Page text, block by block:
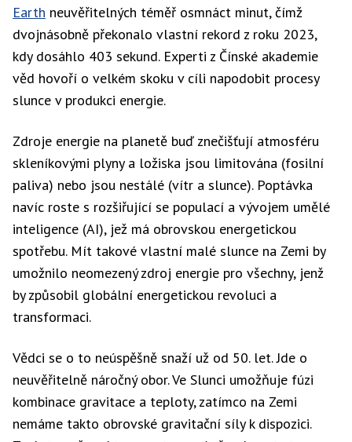
Earth neuvěřitelných téměř osmnáct minut, čímž
dvojnásobně překonalo vlastní rekord z roku 2023,
kdy dosáhlo 403 sekund. Experti z Čínské akademie
věd hovoří o velkém skoku v cíli napodobit procesy
slunce v produkci energie.
Zdroje energie na planetě buď znečišťují atmosféru
skleníkovými plyny a ložiska jsou limitována (fosilní
paliva) nebo jsou nestálé (vítr a slunce). Poptávka
navíc roste s rozšiřující se populací a vývojem umělé
inteligence (AI), jež má obrovskou energetickou
spotřebu. Mít takové vlastní malé slunce na Zemi by
umožnilo neomezený zdroj energie pro všechny, jenž
by způsobil globální energetickou revoluci a
transformaci.
Vědci se o to neúspěšně snaží už od 50. let. Jde o
neuvěřitelně náročný obor. Ve Slunci umožňuje fúzi
kombinace gravitace a teploty, zatímco na Zemi
nemáme takto obrovské gravitační síly k dispozici.